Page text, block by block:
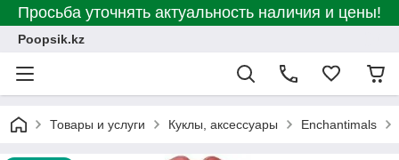
Просьба уточнять актуальность наличия и цены!
Poopsik.kz
Товары и услуги Куклы, аксессуары Enchantimals